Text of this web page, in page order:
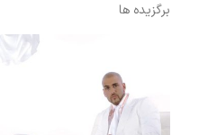
برگزیده ها